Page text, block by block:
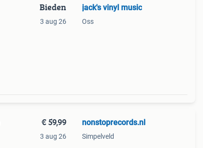
Bieden
3 aug 26
jack's vinyl music
Oss
€ 59,99
3 aug 26
nonstoprecords.nl
Simpelveld